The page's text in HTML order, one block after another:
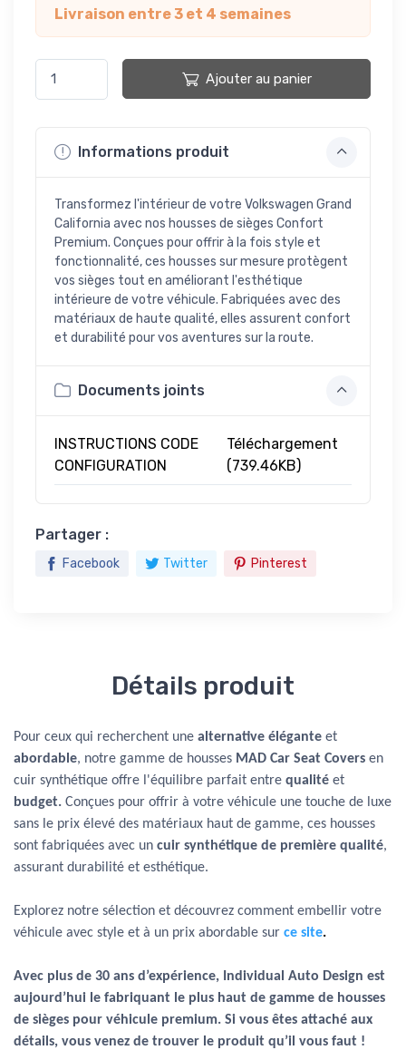
Livraison entre 3 et 4 semaines
Ajouter au panier
Informations produit
Transformez l'intérieur de votre Volkswagen Grand
California avec nos housses de sièges Confort
Premium. Conçues pour offrir à la fois style et
fonctionnalité, ces housses sur mesure protègent
vos sièges tout en améliorant l'esthétique
intérieure de votre véhicule. Fabriquées avec des
matériaux de haute qualité, elles assurent confort
et durabilité pour vos aventures sur la route.
Documents joints
INSTRUCTIONS CODE
CONFIGURATION
Téléchargement
(739.46KB)
Partager :
Facebook Twitter Pinterest
Détails produit
Pour ceux qui recherchent une alternative élégante et
abordable, notre gamme de housses MAD Car Seat Covers en
cuir synthétique offre l'équilibre parfait entre qualité et
budget. Conçues pour offrir à votre véhicule une touche de luxe
sans le prix élevé des matériaux haut de gamme, ces housses
sont fabriquées avec un cuir synthétique de première qualité,
assurant durabilité et esthétique.
Explorez notre sélection et découvrez comment embellir votre
véhicule avec style et à un prix abordable sur ce site.
Avec plus de 30 ans d’expérience, Individual Auto Design est
aujourd’hui le fabriquant le plus haut de gamme de housses
de sièges pour véhicule premium. Si vous êtes attaché aux
détails, vous venez de trouver le produit qu’il vous faut !